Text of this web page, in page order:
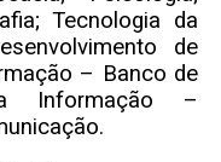
Tecnologia da
de
– Banco de
Informação –